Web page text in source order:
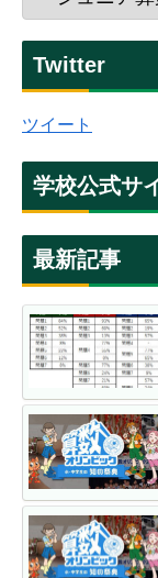
Twitter
ツイート
学校公式サ
最新記事